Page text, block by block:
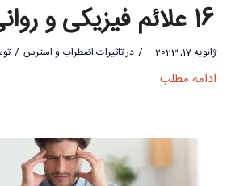
16 علائم فیزیکی و روانی استرس
ژانویه 17, 2023 / درتاثیرات اضطراب و استرس /
ادامه مطلب